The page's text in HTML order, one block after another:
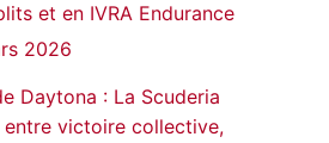
et en IVRA Endurance
2026
Daytona : La Scuderia
entre victoire collective,